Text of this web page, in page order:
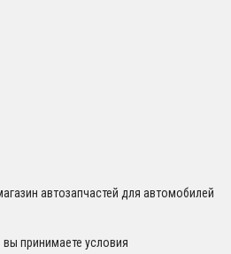
автозапчастей для автомобилей
принимаете условия